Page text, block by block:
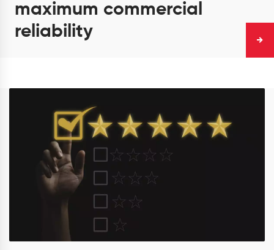
maximum commercial
reliability